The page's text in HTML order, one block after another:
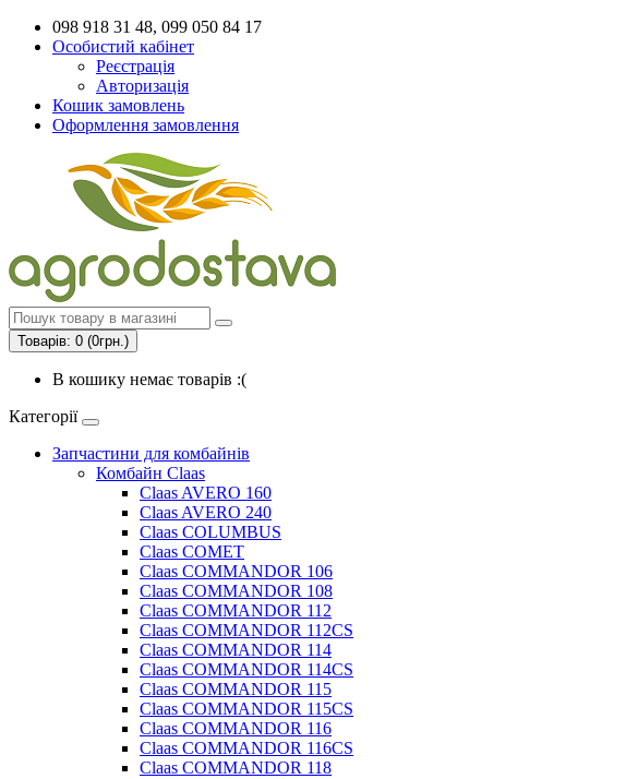
098 918 31 48, 099 050 84 17
Особистий кабінет
Реєстрація
Авторизація
Кошик замовлень
Оформлення замовлення
Товарів: 0 (0грн.)
В кошику немає товарів :(
Категорії
Запчастини для комбайнів
Комбайн Claas
Claas AVERO 160
Claas AVERO 240
Claas COLUMBUS
Claas COMET
Claas COMMANDOR 106
Claas COMMANDOR 108
Claas COMMANDOR 112
Claas COMMANDOR 112CS
Claas COMMANDOR 114
Claas COMMANDOR 114CS
Claas COMMANDOR 115
Claas COMMANDOR 115CS
Claas COMMANDOR 116
Claas COMMANDOR 116CS
Claas COMMANDOR 118